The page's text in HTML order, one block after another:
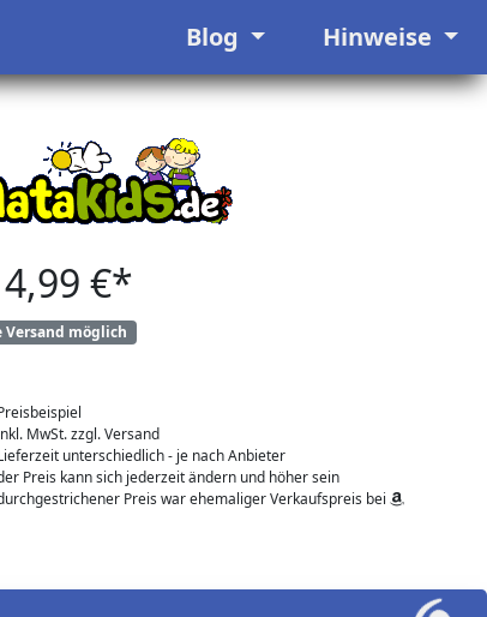
Blog Hinweise
€*
Versand möglich
MwSt. zzgl. Versand
unterschiedlich - je nach Anbieter
Preis kann sich jederzeit ändern und höher sein
Preis war ehemaliger Verkaufspreis bei